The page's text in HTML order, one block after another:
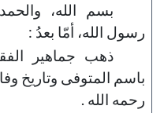
بسم الله،
رسول الله، أمّا بعدُ :
ذهب جماهير
باسم المتوفى وتاريخ
رحمه الله .